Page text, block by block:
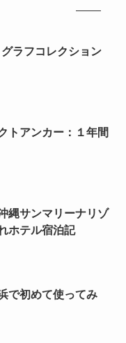
ラフコレクション
トアンカー：１年間
縄サンマリーナリゾ
ホテル宿泊記
で初めて使ってみ